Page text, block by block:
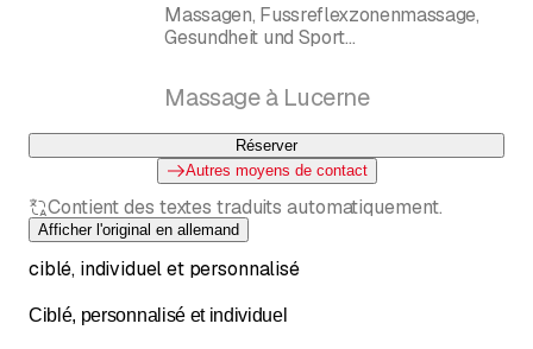
Massagen, Fussreflexzonenmassage,
Gesundheit und Sport
Massage à Lucerne
Réserver
Autres moyens de contact
Contient des textes traduits automatiquement.
Afficher l'original en allemand
ciblé, individuel et personnalisé
Ciblé, personnalisé et individuel